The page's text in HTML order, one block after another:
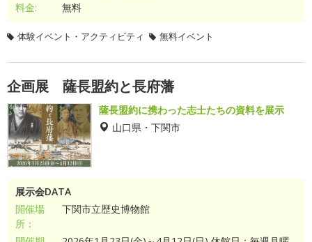
料金:
無料
体験イベント・アクティビティ 無料イベント
企画展 薩長盟約と長府藩
薩長盟約に携わった志士たちの資料を展示
山口県・下関市
展示会DATA
開催場
所：
下関市立歴史博物館